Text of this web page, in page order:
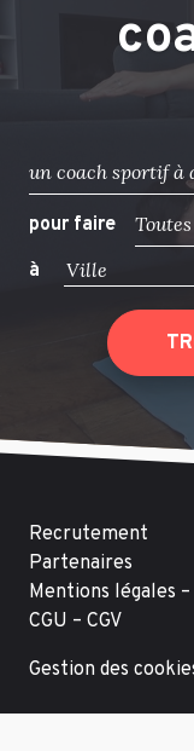
un coach sportif à
pour faire
à
Recrutement
Partenaires
Mentions légales –
CGU – CGV
Gestion des